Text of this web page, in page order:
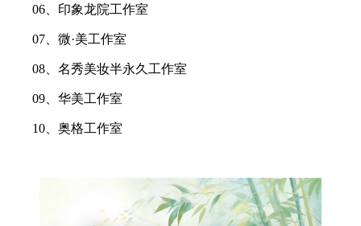
06、印象龙院工作室
07、微·美工作室
08、名秀美妆半永久工作室
09、华美工作室
10、奥格工作室